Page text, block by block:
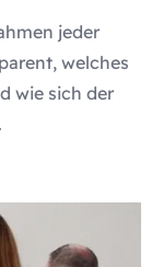
jeder
welches
wie sich der